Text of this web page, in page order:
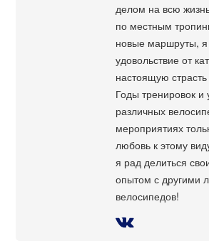
делом на всю
по местным
новые маршруты, я
удовольствие от
настоящую
Годы тренировок и
различных
мероприятиях
любовь к этому
я рад делиться
опытом с другими
велосипедов!